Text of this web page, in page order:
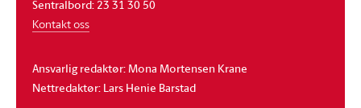
Sentralbord: 23 31 30 50
Kontakt oss
Ansvarlig redaktør: Mona Mortensen Krane
Nettredaktør: Lars Henie Barstad